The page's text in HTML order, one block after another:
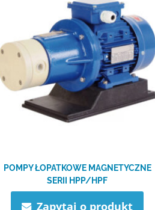
POMPY ŁOPATKOWE MAGNETYCZNE
SERII HPP/​HPF
Zapytaj o produkt